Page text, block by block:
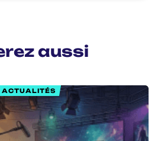
aussi
ACTUALITÉS